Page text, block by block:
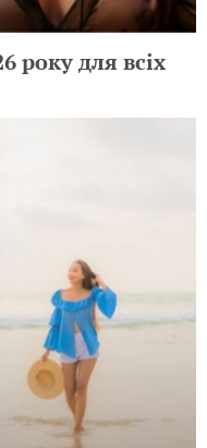
року для всіх